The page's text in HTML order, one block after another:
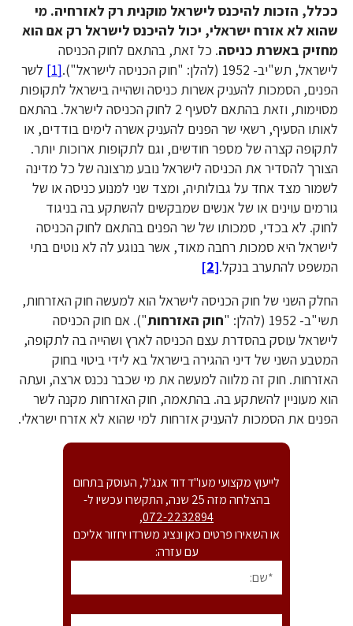
ככלל, הזכות להיכנס לישראל מוקנית רק לאזרחיה. מי
שהוא לא אזרח ישראלי, יכול להיכנס לישראל רק אם הוא
מחזיק באשרת כניסה. כל זאת, בהתאם לחוק הכניסה
לישראל, תש"יב- 1952 (להלן: "חוק הכניסה לישראל").
[1]
לשר
הפנים, הסמכות להעניק אשרות כניסה ושהייה בישראל לתקופות
מסוימות, וזאת בהתאם לסעיף 2 לחוק הכניסה לישראל. בהתאם
לאותו הסעיף, רשאי שר הפנים להעניק אשרה לימים בודדים, או
לתקופה קצרה של מספר חודשים, וגם לתקופות ארוכות יותר.
הצורך להסדיר את הכניסה לישראל נובע מרצונה של כל מדינה
לשמור מצד אחד על גבולותיה, ומצד שני למנוע כניסה או של
גורמים עוינים או של אנשים שמבקשים להשתקע בה בניגוד
לחוק. לא בכדי, סמכותו של שר הפנים בהתאם לחוק הכניסה
לישראל היא סמכות רחבה מאוד, אשר בנוגע לה לא נוטים בתי
המשפט להתערב בנקל.[2]
החלק השני של חוק הכניסה לישראל הוא למעשה חוק האזרחות,
תשי"ב- 1952 (להלן: "
חוק האזרחות"). אם חוק הכניסה
לישראל עוסק בהסדרת עצם הכניסה לארץ ושהייה בה לתקופה,
המטבע השני של דיני ההגירה בישראל בא לידי ביטוי בחוק
האזרחות. חוק זה מלווה למעשה את מי שכבר נכנס ארצה, ועתה
הוא מעוניין להשתקע בה. בהתאמה, חוק האזרחות מקנה לשר
הפנים את הסמכות להעניק אזרחות למי שהוא לא אזרח ישראלי.
לייעוץ מקצועי מעו"ד דוד אנג'ל, העוסק בתחום
בהצלחה מזה 25 שנה, התקשרו עכשיו ל-
072-2232894
,
או השאירו פרטים כאן ונציג משרדו יחזור אליכם
עם עזרה: